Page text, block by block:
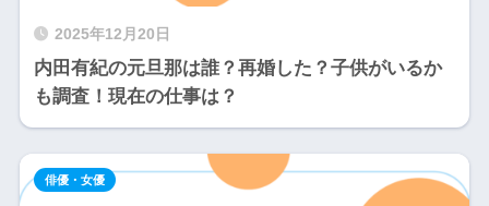
2025年12月20日
内田有紀の元旦那は誰？再婚した？子供がいるか
も調査！現在の仕事は？
俳優・女優